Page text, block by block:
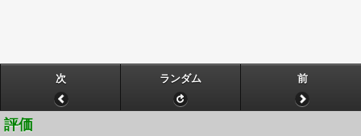
次 ランダム 前
評価